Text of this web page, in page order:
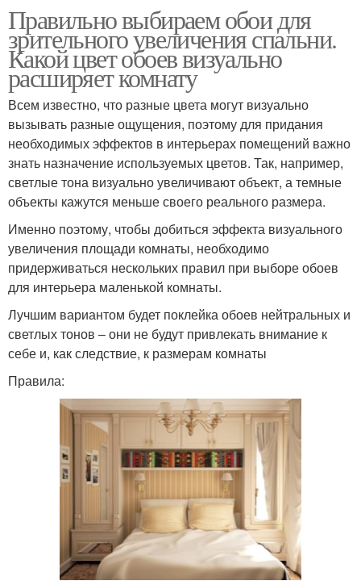
Правильно выбираем обои для
зрительного увеличения спальни.
Какой цвет обоев визуально
расширяет комнату
Всем известно, что разные цвета могут визуально
вызывать разные ощущения, поэтому для придания
необходимых эффектов в интерьерах помещений важно
знать назначение используемых цветов. Так, например,
светлые тона визуально увеличивают объект, а темные
объекты кажутся меньше своего реального размера.
Именно поэтому, чтобы добиться эффекта визуального
увеличения площади комнаты, необходимо
придерживаться нескольких правил при выборе обоев
для интерьера маленькой комнаты.
Лучшим вариантом будет поклейка обоев нейтральных и
светлых тонов – они не будут привлекать внимание к
себе и, как следствие, к размерам комнаты
Правила: